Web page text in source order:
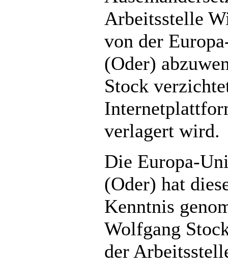
Arbeitsstelle
von der
(Oder)
Stock
verlagert wird.
Die Europa-
(Oder) hat
Kenntnis
Wolfgang
der